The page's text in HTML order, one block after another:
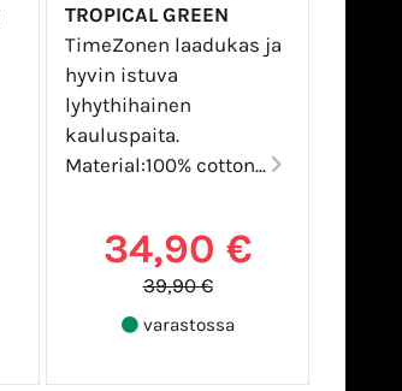
TROPICAL GREEN
TimeZonen laadukas ja
hyvin istuva
lyhythihainen
kauluspaita.
Material:100% cotton...
34,90 €
39,90 €
varastossa